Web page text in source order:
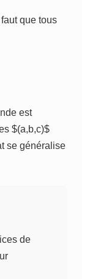
que tous
est
$(a,b,c)$
se généralise
de